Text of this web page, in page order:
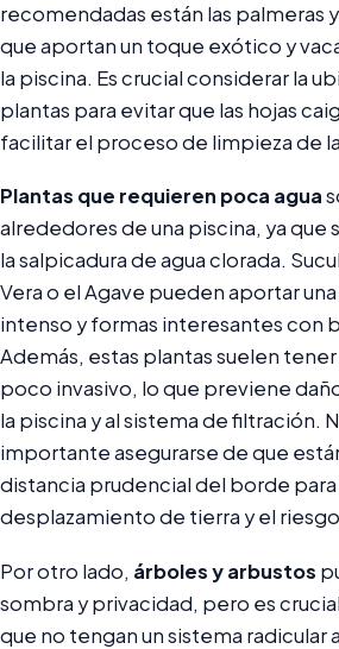
recomendadas están las palmeras
que aportan un toque exótico y
la piscina. Es crucial considerar la
plantas para evitar que las hojas
facilitar el proceso de limpieza de
Plantas que requieren poca agua
alrededores de una piscina, ya que
la salpicadura de agua clorada.
Vera o el Agave pueden aportar
intenso y formas interesantes con
Además, estas plantas suelen
poco invasivo, lo que previene
la piscina y al sistema de filtración.
importante asegurarse de que
distancia prudencial del borde
desplazamiento de tierra y el
Por otro lado, árboles y arbustos
sombra y privacidad, pero es
que no tengan un sistema radicular